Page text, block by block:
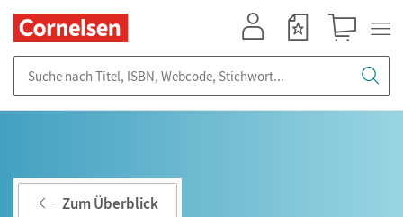
Zum Überblick